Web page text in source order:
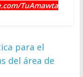
TuAmawta
para el
del área de